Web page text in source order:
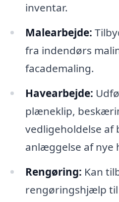
inventar.
Malearbejde:
fra indendørs
facademaling.
Havearbejde:
plæneklip,
vedligeholdelse af
anlæggelse af nye
Rengøring: Kan
rengøringshjælp til